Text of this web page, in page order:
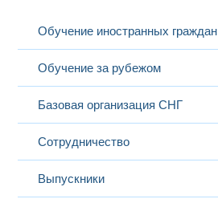
Обучение иностранных граждан
Обучение за рубежом
Базовая организация СНГ
Сотрудничество
Выпускники